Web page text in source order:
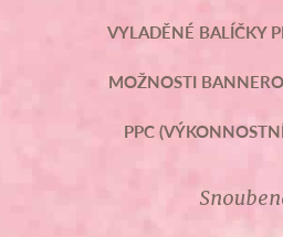
VYLADĚNÉ BALÍČKY
MOŽNOSTI
PPC